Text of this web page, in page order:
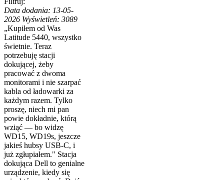
Data dodania: 13-05-
2026 Wyświetleń: 3089
„Kupiłem od Was
Latitude 5440, wszystko
świetnie. Teraz
potrzebuję stacji
dokującej, żeby
pracować z dwoma
monitorami i nie szarpać
kabla od ładowarki za
każdym razem. Tylko
proszę, niech mi pan
powie dokładnie, którą
wziąć — bo widzę
WD15, WD19s, jeszcze
jakieś hubsy USB-C, i
już zgłupiałem." Stacja
dokująca Dell to genialne
urządzenie, kiedy się